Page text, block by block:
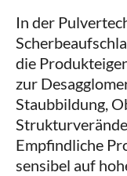
In der
die
zur
Staubbildung,
Empfindliche
sensibel auf